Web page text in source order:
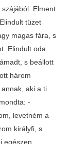
Elment
tüzet
magas fára, s
Elindult oda
s beállott
három
aki a ti
-
levetném a
királyfi, s
egészen